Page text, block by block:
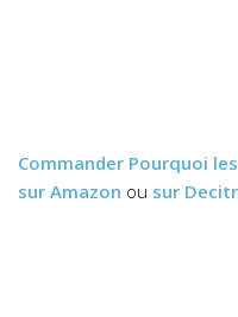
Commander Pourquoi
sur Amazon ou sur